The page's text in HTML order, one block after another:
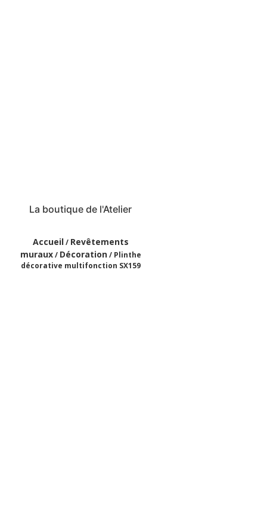
La boutique de l'Atelier
Accueil / Revêtements
muraux/ Décoration/ Plinthe
décorative multifonction SX159